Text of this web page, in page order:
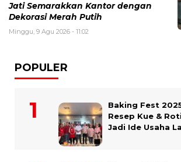
Jati Semarakkan Kantor dengan
Dekorasi Merah Putih
Minggu, 9 Agu 2026 - 11:02
POPULER
Baking Fest
Resep Kue &
Jadi Ide Usaha